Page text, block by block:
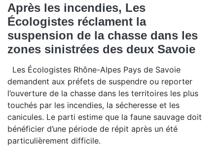
Après les incendies, Les
Écologistes réclament la
suspension de la chasse dans les
zones sinistrées des deux Savoie
Les Écologistes Rhône-Alpes Pays de Savoie
demandent aux préfets de suspendre ou reporter
l’ouverture de la chasse dans les territoires les plus
touchés par les incendies, la sécheresse et les
canicules. Le parti estime que la faune sauvage doit
bénéficier d’une période de répit après un été
particulièrement difficile.